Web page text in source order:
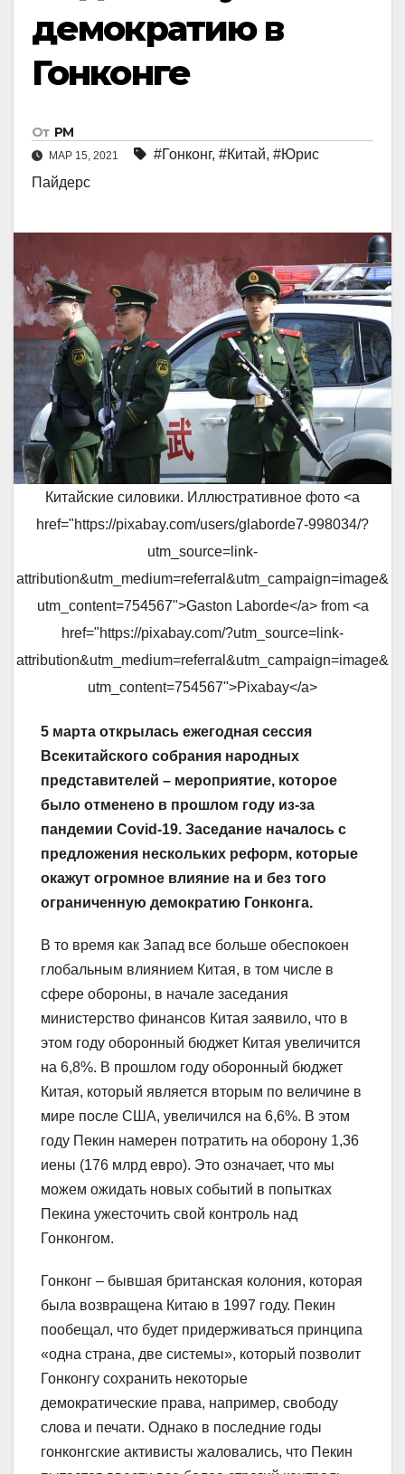
демократию в
Гонконге
От РМ
МАР 15, 2021 #Гонконг, #Китай, #Юрис
Пайдерс
Китайские силовики. Иллюстративное фото <a
href="https://pixabay.com/users/glaborde7-998034/?
utm_source=link-
attribution&utm_medium=referral&utm_campaign=image&
utm_content=754567">Gaston Laborde</a> from <a
href="https://pixabay.com/?utm_source=link-
attribution&utm_medium=referral&utm_campaign=image&
utm_content=754567">Pixabay</a>
5 марта открылась ежегодная сессия
Всекитайского собрания народных
представителей – мероприятие, которое
было отменено в прошлом году из-за
пандемии Covid-19. Заседание началось с
предложения нескольких реформ, которые
окажут огромное влияние на и без того
ограниченную демократию Гонконга.
В то время как Запад все больше обеспокоен
глобальным влиянием Китая, в том числе в
сфере обороны, в начале заседания
министерство финансов Китая заявило, что в
этом году оборонный бюджет Китая увеличится
на 6,8%. В прошлом году оборонный бюджет
Китая, который является вторым по величине в
мире после США, увеличился на 6,6%. В этом
году Пекин намерен потратить на оборону 1,36
иены (176 млрд евро). Это означает, что мы
можем ожидать новых событий в попытках
Пекина ужесточить свой контроль над
Гонконгом.
Гонконг – бывшая британская колония, которая
была возвращена Китаю в 1997 году. Пекин
пообещал, что будет придерживаться принципа
«одна страна, две системы», который позволит
Гонконгу сохранить некоторые
демократические права, например, свободу
слова и печати. Однако в последние годы
гонконгские активисты жаловались, что Пекин